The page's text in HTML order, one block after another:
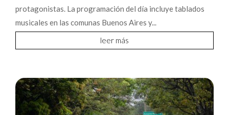
protagonistas. La programación del día incluye tablados
musicales en las comunas Buenos Aires y...
leer más